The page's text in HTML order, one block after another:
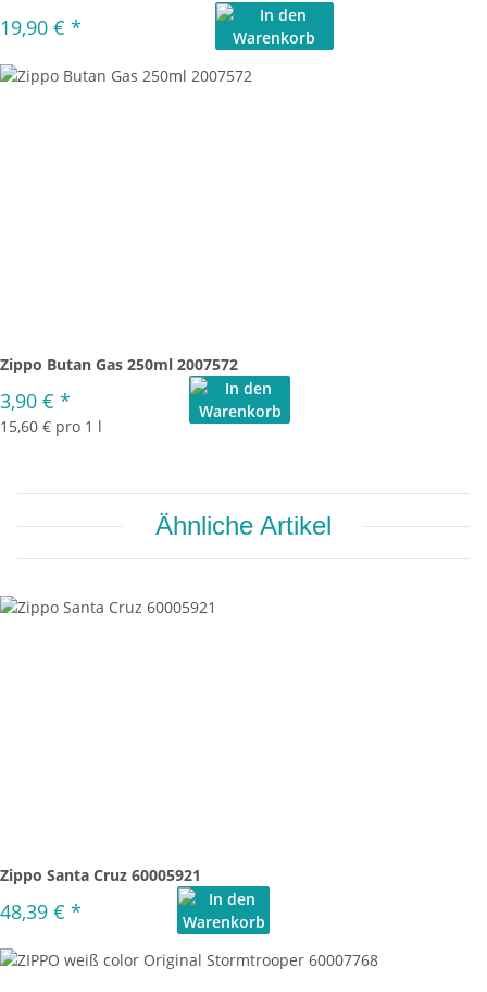
19,90 € *
Zippo Butan Gas 250ml 2007572
3,90 € *
15,60 € pro 1 l
Ähnliche Artikel
Zippo Santa Cruz 60005921
48,39 € *